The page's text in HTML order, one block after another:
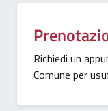
Richiedi un
Comune per